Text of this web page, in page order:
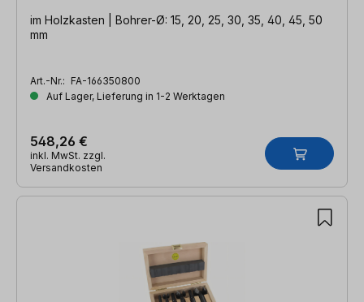
im Holzkasten | Bohrer-Ø: 15, 20, 25, 30, 35, 40, 45, 50
mm
Art.-Nr.: FA-166350800
Auf Lager, Lieferung in 1-2 Werktagen
548,26 €
inkl. MwSt. zzgl.
Versandkosten